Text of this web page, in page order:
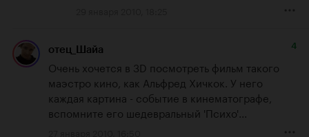
отец_Шайа 4
Очень хочется в 3D посмотреть фильм такого
маэстро кино, как Альфред Хичкок. У него
каждая картина - событие в кинематографе,
вспомните его шедевральный 'Психо'...